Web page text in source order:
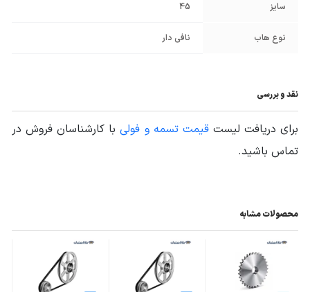
سایز 45
نوع هاب نافی دار
نقد و بررسی
برای دریافت لیستقیمت تسمه و فولیبا کارشناسان فروش در
تماس باشید.
محصولات مشابه